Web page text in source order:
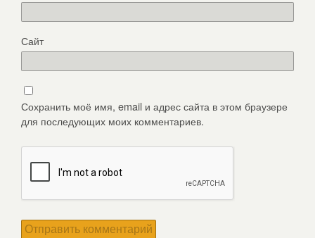
Сайт
Сохранить моё имя, email и адрес сайта в этом браузере
для последующих моих комментариев.